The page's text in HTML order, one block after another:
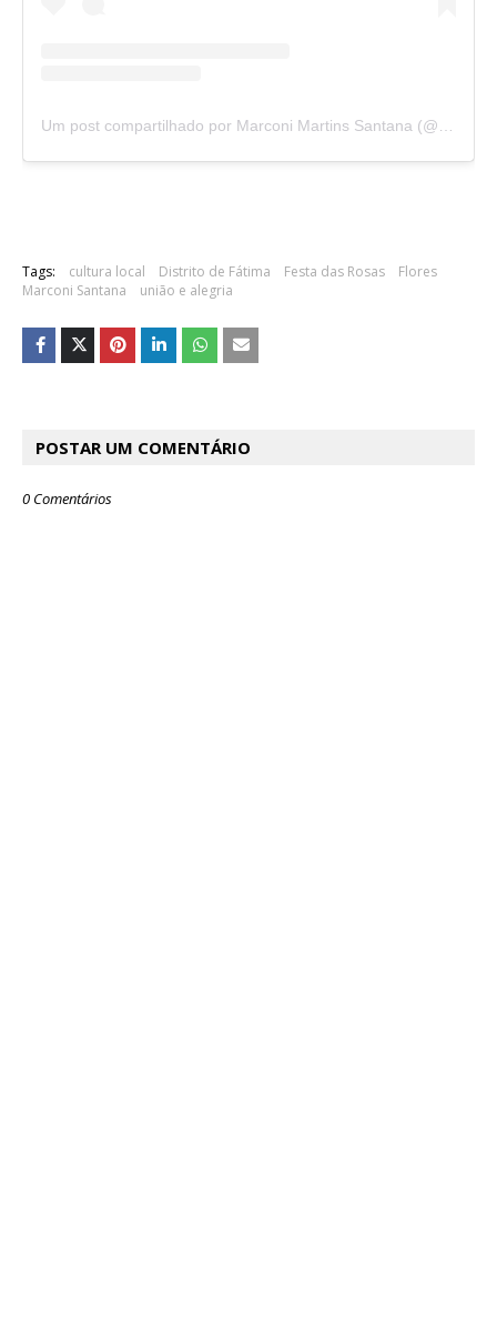
Tags: cultura local Distrito de Fátima Festa das Rosas
Flores
Marconi Santana
união e alegria
POSTAR UM COMENTÁRIO
0 Comentários